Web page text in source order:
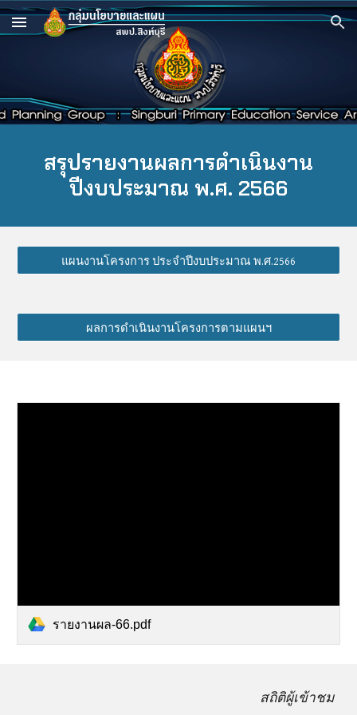
Skip to main content Skip to navigation
สรุปรายงานผลการดำเนินงาน
ปีงบประมาณ พ.ศ. 2566
แผนงานโครงการ ประจำปีงบประมาณ พ.ศ.2566
ผลการดำเนินงานโครงการตามแผนฯ
รายงานผล-66.pdf
สถิติผู้เข้าชม